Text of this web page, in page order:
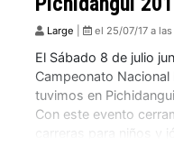
Large el 25/07/17 a las
El Sábado 8 de julio
Campeonato
tuvimos en
Con este evento
carreras para niños y